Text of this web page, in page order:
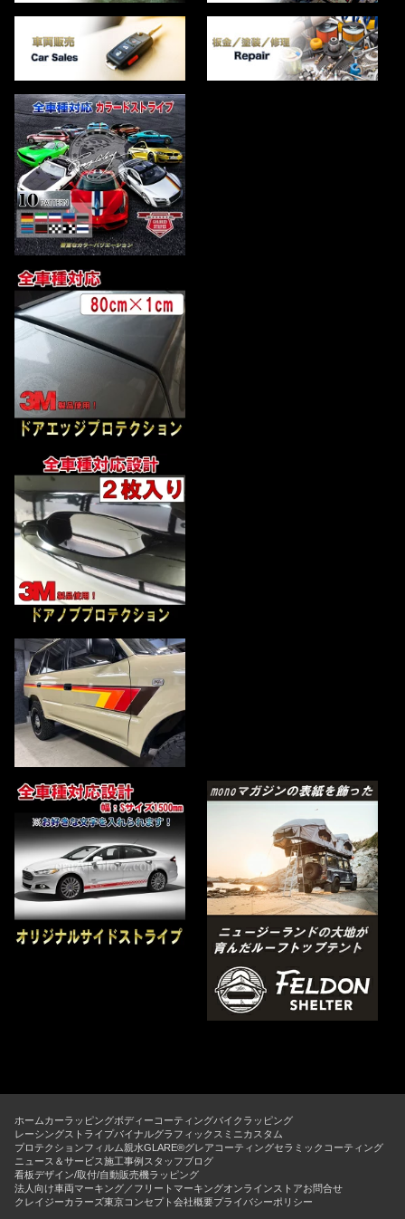
ホームカーラッピングボディーコーティングバイクラッピング
レーシングストライプバイナルグラフィックス ミニカスタム
プロテクションフィルム親水GLARE®グレアコーティングセラミックコーティング
ニュース＆サービス施工事例 スタッフブログ
看板デザイン/取付/自動販売機ラッピング
法人向け車両マーキング／フリートマーキングオンラインストアお問合せ
クレイジーカラーズ東京コンセプト 会社概要プライバシーポリシー